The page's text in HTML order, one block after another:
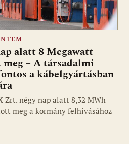
alatt 8 Megawatt
– A társadalmi
a kábelgyártásban
Zrt. négy nap alatt 8,32 MWh
meg a kormány felhívásához